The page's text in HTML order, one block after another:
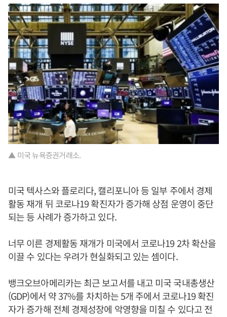
▲ 미국 뉴욕증권거래소.
미국 텍사스와 플로리다, 캘리포니아 등 일부 주에서 경제
활동 재개 뒤 코로나19 확진자가 증가해 상점 운영이 중단
되는 등 사례가 증가하고 있다.
너무 이른 경제활동 재개가 미국에서 코로나19 2차 확산을
이끌 수 있다는 우려가 현실화되고 있는 셈이다.
뱅크오브아메리카는 최근 보고서를 내고 미국 국내총생산
(GDP)에서 약 37%를 차치하는 5개 주에서 코로나19 확진
자가 증가해 전체 경제성장에 악영향을 미칠 수 있다고 전